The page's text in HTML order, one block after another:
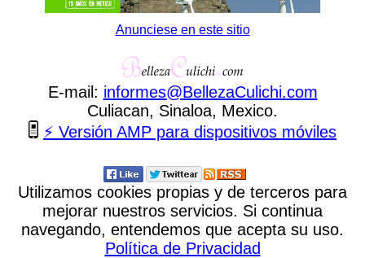
Anunciese en este sitio
E-mail: informes@BellezaCulichi.com
Culiacan, Sinaloa, Mexico.
⚡ Versión AMP para dispositivos móviles
Utilizamos cookies propias y de terceros para
mejorar nuestros servicios. Si continua
navegando, entendemos que acepta su uso.
Política de Privacidad